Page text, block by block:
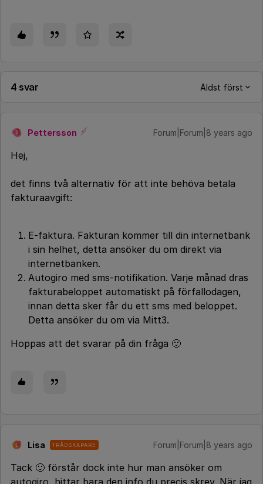
4 svar Äldst först
P Pettersson Forum|Forum|8 years ago
Hej,
det finns två alternativ för att inte behöva betala
fakturaavgift:
E-faktura. Fakturan kommer till din internetbank
i sin helhet, detta ansöker du om direkt via
internetbanken.
Autogiro med sms-notifikation. Varje månad dras
fakturabeloppet automatiskt på förfallodagen,
innan detta sker får du ett sms med beloppet.
Detta ansöker du om via Mitt3.
Hoppas att det svarar på din fråga 🙂
Lisa TRÅDSKAPARE Forum|Forum|8 years ago
Tack 🙂 förstår dock inte hur man ansöker om
autogiro, hittar bara den info du precis skrev. När jag